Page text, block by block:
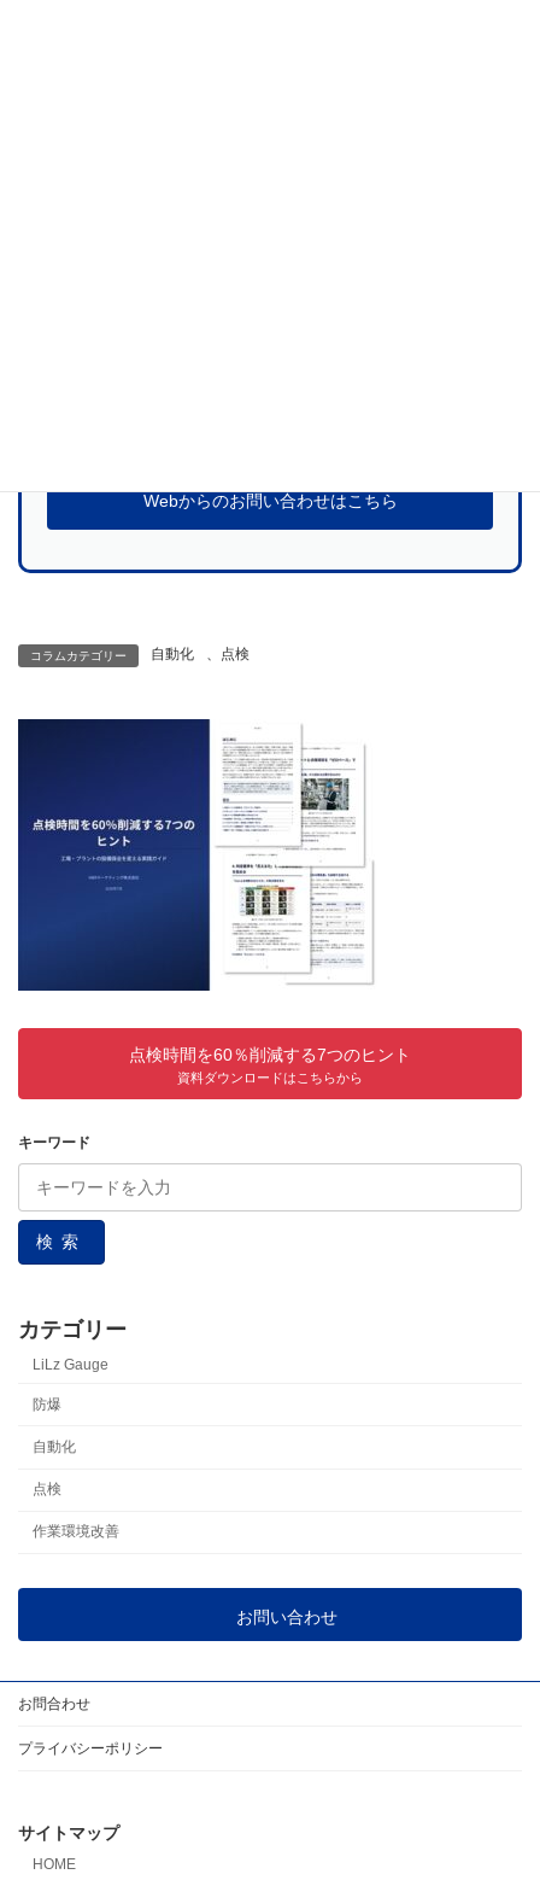
Webからのお問い合わせはこちら
コラムカテゴリー 自動化 、 点検
点検時間を60％削減する7つのヒント
資料ダウンロードはこちらから
キーワード
検索
カテゴリー
LiLz Gauge
防爆
自動化
点検
作業環境改善
お問い合わせ
お問合わせ
プライバシーポリシー
サイトマップ
HOME